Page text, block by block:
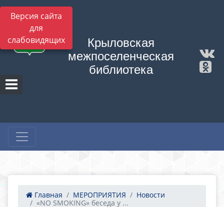
Версия сайта
для
слабовидящих
Крыловская
межпоселенческая
библиотека
Главная МЕРОПРИЯТИЯ
Новости
«NO SMOKING» беседа у ...